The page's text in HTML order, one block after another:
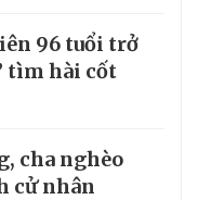
96 tuổi trở
tìm hài cốt
cha nghèo
cử nhân